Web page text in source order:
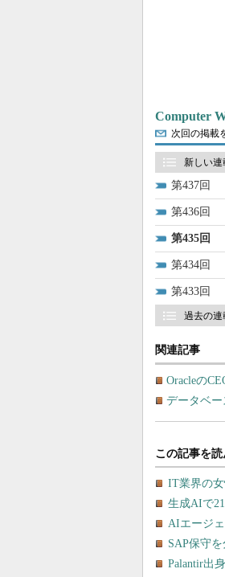
Computer
次回の掲載
新しい連
437
436
435
434
433
過去の連
関連記事
Oracleの
データベ